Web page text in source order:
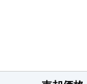
築26年